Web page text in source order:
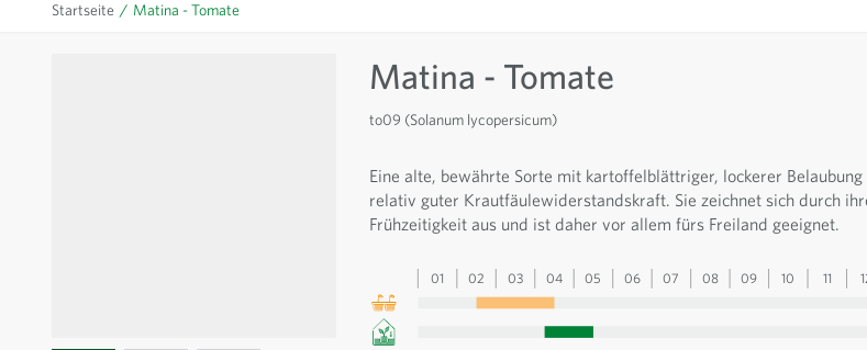
Startseite / Matina - Tomate
Matina - Tomate
to09 (Solanum lycopersicum)
Eine alte, bewährte Sorte mit kartoffelblättriger, lockerer Belaubung
relativ guter Krautfäulewiderstandskraft. Sie zeichnet sich durch
Frühzeitigkeit aus und ist daher vor allem fürs Freiland geeignet.
01 02 03 04 05 06 07 08 09 10 11